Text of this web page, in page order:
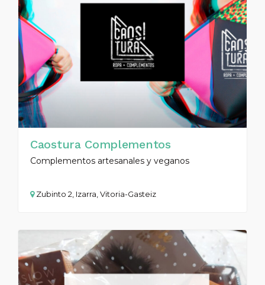
Caostura Complementos
Complementos artesanales y veganos
Zubinto 2, Izarra, Vitoria-Gasteiz